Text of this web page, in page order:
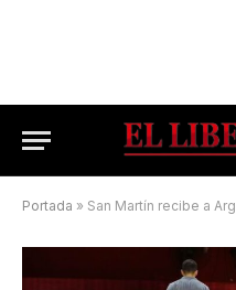
Portada » San Martín recibe a